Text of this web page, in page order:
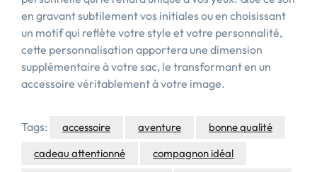
en gravant subtilement vos initiales ou en choisissant
un motif qui reflète votre style et votre personnalité,
cette personnalisation apportera une dimension
supplémentaire à votre sac, le transformant en un
accessoire véritablement à votre image.
Tags: accessoire aventure
bonne qualité
cadeau attentionné
compagnon idéal